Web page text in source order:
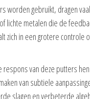
worden gebruikt, dragen
lichte metalen die de
zich in een grotere
van deze putters
van subtiele
slagen en verbeterde